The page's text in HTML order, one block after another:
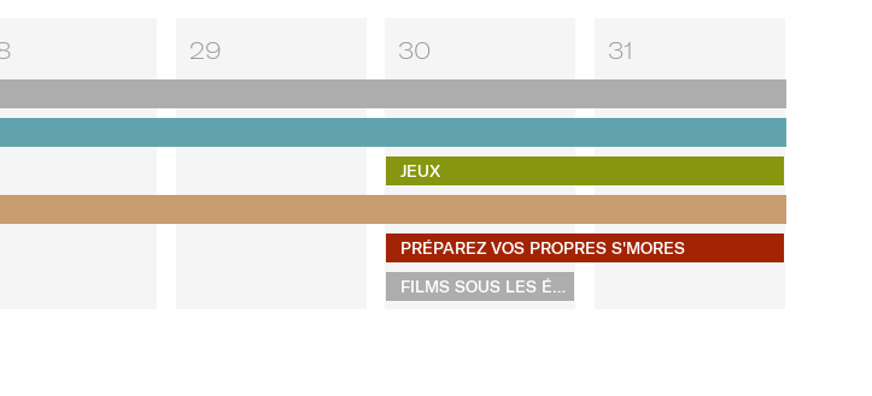
29 30
JEUX
PRÉPAREZ VOS PROPRES S'MORES
31